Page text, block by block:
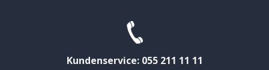
Kundenservice: 055 211 11 11